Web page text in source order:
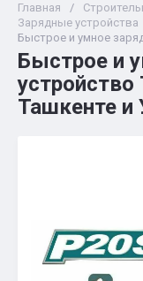
Главная /
Зарядные устройства
Быстрое и умное
Быстрое и
устройство
Ташкенте и